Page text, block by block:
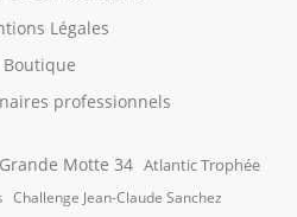
Légales
Boutique
professionnels
Motte 34 Atlantic Trophée
Challenge Jean-Claude Sanchez